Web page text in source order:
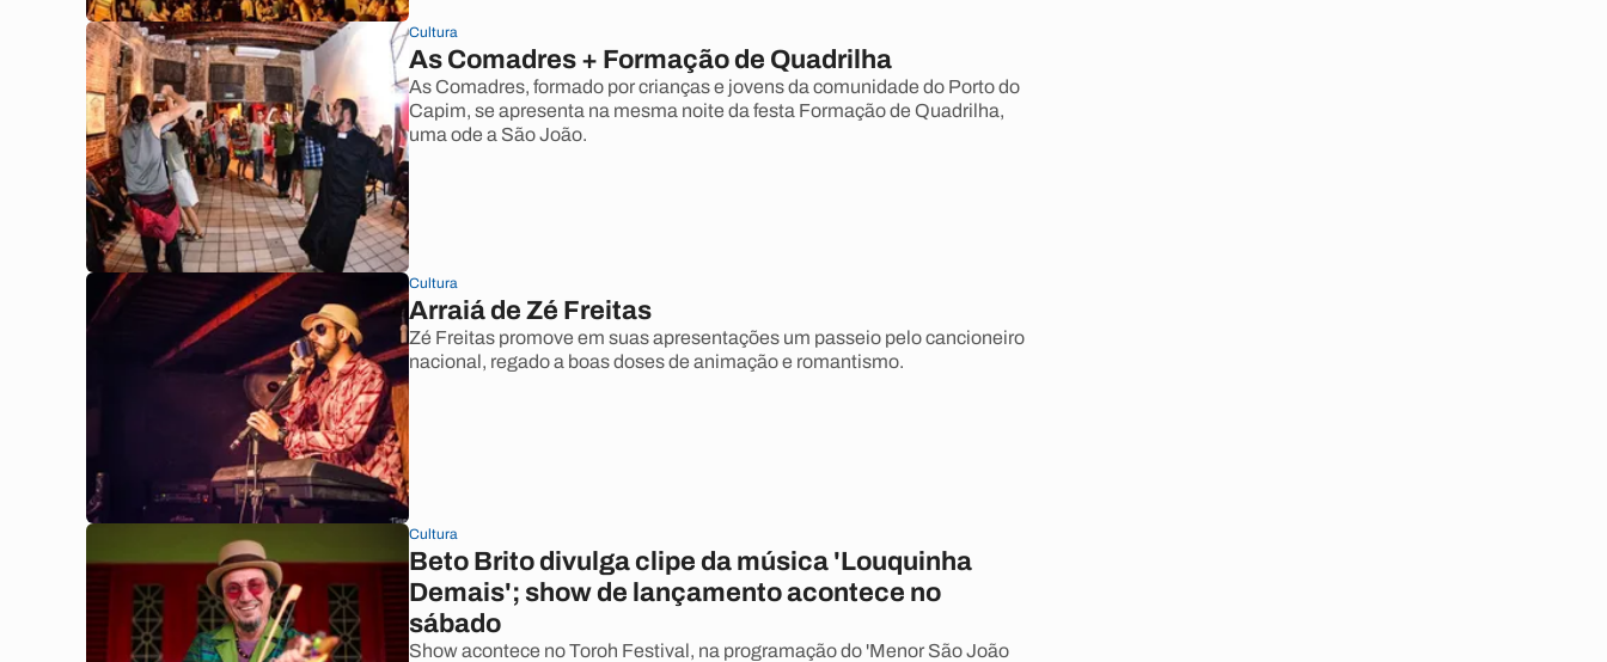
Cultura
As Comadres + Formação de Quadrilha
As Comadres, formado por crianças e jovens da comunidade do Porto do
Capim, se apresenta na mesma noite da festa Formação de Quadrilha,
uma ode a São João.
Cultura
Arraiá de Zé Freitas
Zé Freitas promove em suas apresentações um passeio pelo cancioneiro
nacional, regado a boas doses de animação e romantismo.
Cultura
Beto Brito divulga clipe da música 'Louquinha
Demais'; show de lançamento acontece no
sábado
Show acontece no Toroh Festival, na programação do 'Menor São João